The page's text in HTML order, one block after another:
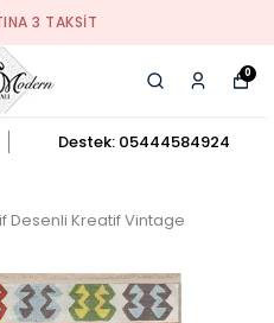
3 TAKSIT
0
Destek: 05444584924
Desenli Kreatif Vintage